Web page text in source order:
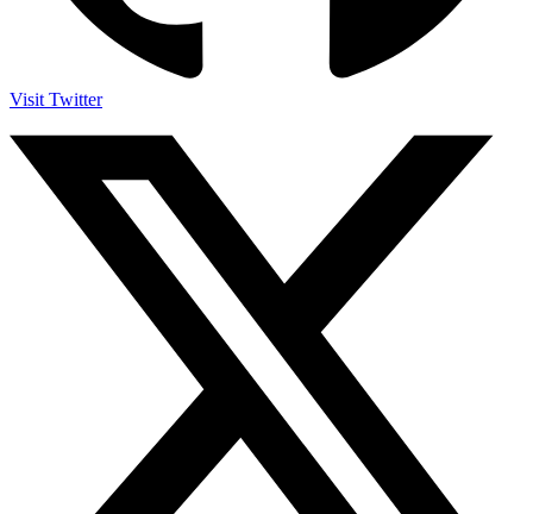
Visit Twitter